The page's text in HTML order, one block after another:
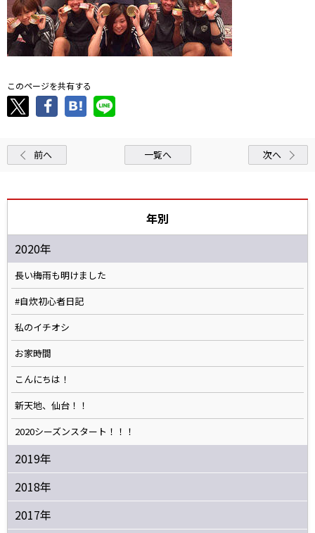
このページを共有する
前へ 一覧へ 次へ
年別
2020年
長い梅雨も明けました
#自炊初心者日記
私のイチオシ
お家時間
こんにちは！
新天地、仙台！！
2020シーズンスタート！！！
2019年
2018年
2017年